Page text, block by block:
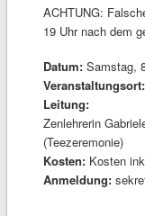
ACHTUNG:
19 Uhr nach dem
Datum: Samstag,
Veranstaltungsort:
Leitung:
Zenlehrerin
(Teezeremonie)
Kosten: Kosten
Anmeldung: